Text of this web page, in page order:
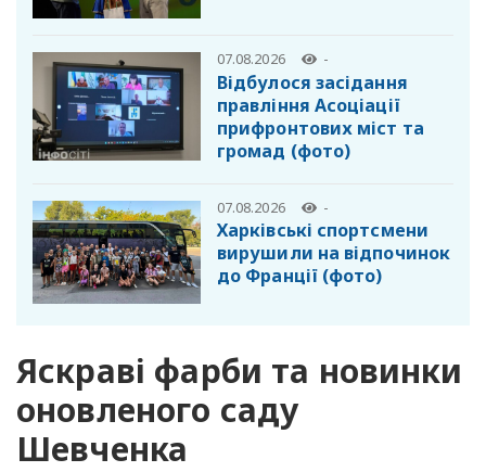
07.08.2026 -
Відбулося засідання
правління Асоціації
прифронтових міст та
громад (фото)
07.08.2026 -
Харківські спортсмени
вирушили на відпочинок
до Франції (фото)
Яскраві фарби та новинки
оновленого саду
Шевченка